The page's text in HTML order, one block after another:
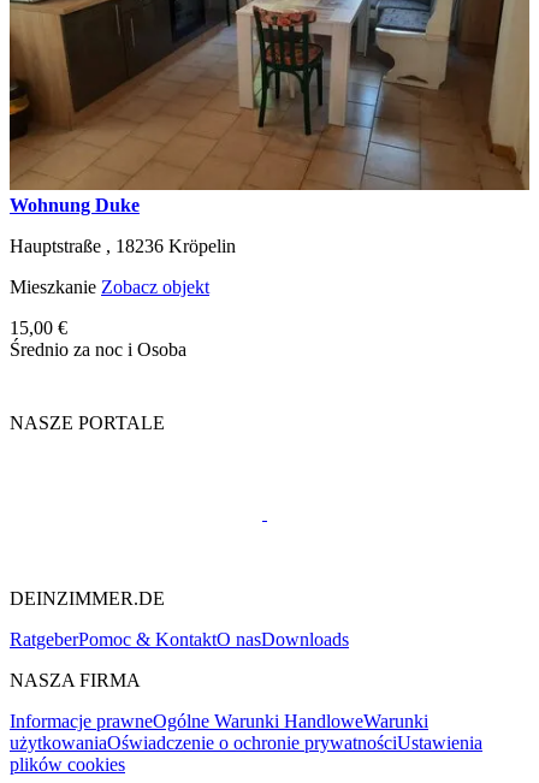
Wohnung Duke
Hauptstraße , 18236 Kröpelin
Mieszkanie Zobacz objekt
15,00 €
Średnio za noc i Osoba
NASZE PORTALE
DEINZIMMER.DE
RatgeberPomoc & KontaktO nasDownloads
NASZA FIRMA
Informacje prawneOgólne Warunki HandloweWarunki
użytkowaniaOświadczenie o ochronie prywatnościUstawienia
plików cookies